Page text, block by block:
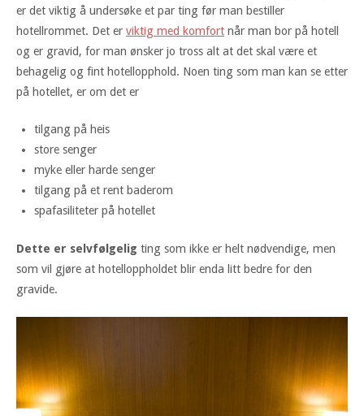
er det viktig å undersøke et par ting før man bestiller
hotellrommet. Det er viktig med komfort når man bor på hotell
og er gravid, for man ønsker jo tross alt at det skal være et
behagelig og fint hotellopphold. Noen ting som man kan se etter
på hotellet, er om det er
tilgang på heis
store senger
myke eller harde senger
tilgang på et rent baderom
spafasiliteter på hotellet
Dette er selvfølgelig ting som ikke er helt nødvendige, men
som vil gjøre at hotelloppholdet blir enda litt bedre for den
gravide.